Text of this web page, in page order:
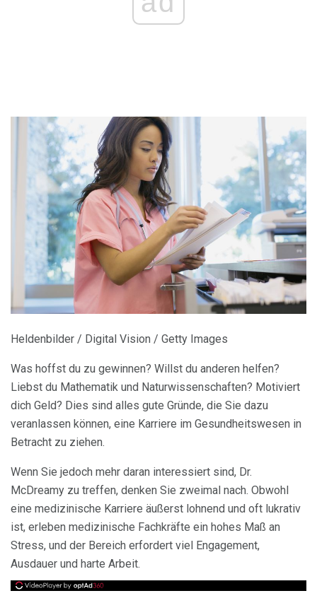
Heldenbilder / Digital Vision / Getty Images
Was hoffst du zu gewinnen? Willst du anderen helfen?
Liebst du Mathematik und Naturwissenschaften? Motiviert
dich Geld? Dies sind alles gute Gründe, die Sie dazu
veranlassen können, eine Karriere im Gesundheitswesen in
Betracht zu ziehen.
Wenn Sie jedoch mehr daran interessiert sind, Dr.
McDreamy zu treffen, denken Sie zweimal nach. Obwohl
eine medizinische Karriere äußerst lohnend und oft lukrativ
ist, erleben medizinische Fachkräfte ein hohes Maß an
Stress, und der Bereich erfordert viel Engagement,
Ausdauer und harte Arbeit.